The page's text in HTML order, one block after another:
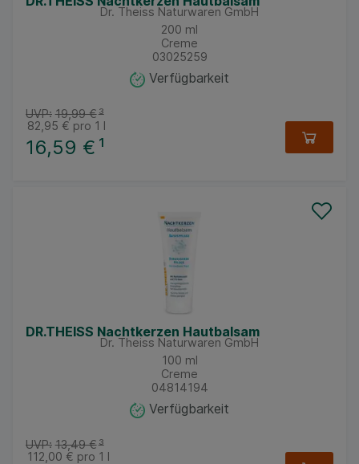
Dr. Theiss Naturwaren GmbH
200 ml
Creme
03025259
Verfügbarkeit
16,59 € ¹
UVP: 19,99 €³
82,95 € pro 1 l
DR.THEISS Nachtkerzen Hautbalsam
Dr. Theiss Naturwaren GmbH
100 ml
Creme
04814194
Verfügbarkeit
UVP: 13,49 €³
112,00 € pro 1 l